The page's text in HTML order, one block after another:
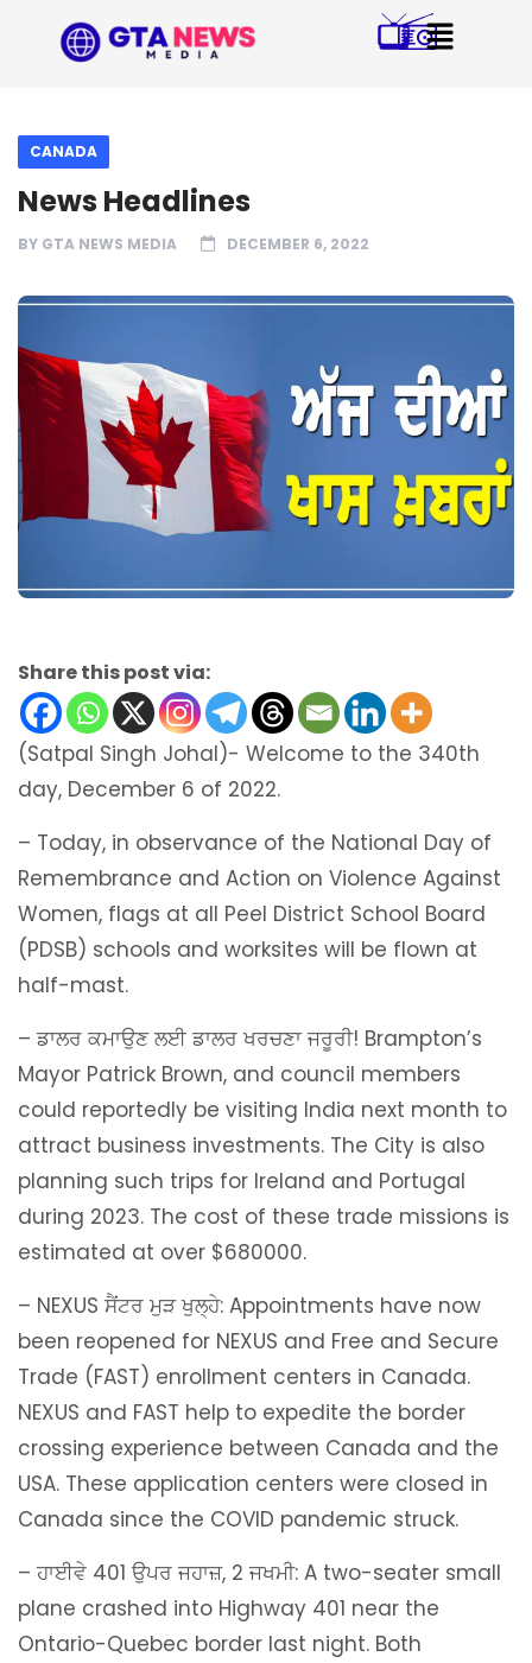
CANADA
News Headlines
BY GTA NEWS MEDIA DECEMBER 6, 2022
Share this post via:
(Satpal Singh Johal)- Welcome to the 340th
day, December 6 of 2022.
– Today, in observance of the National Day of
Remembrance and Action on Violence Against
Women, flags at all Peel District School Board
(PDSB) schools and worksites will be flown at
half-mast.
– ਡਾਲਰ ਕਮਾਉਣ ਲਈ ਡਾਲਰ ਖਰਚਣਾ ਜਰੂਰੀ! Brampton’s
Mayor Patrick Brown, and council members
could reportedly be visiting India next month to
attract business investments. The City is also
planning such trips for Ireland and Portugal
during 2023. The cost of these trade missions is
estimated at over $680000.
– NEXUS ਸੈਂਟਰ ਮੁੜ ਖੁਲ੍ਹੇ: Appointments have now
been reopened for NEXUS and Free and Secure
Trade (FAST) enrollment centers in Canada.
NEXUS and FAST help to expedite the border
crossing experience between Canada and the
USA. These application centers were closed in
Canada since the COVID pandemic struck.
– ਹਾਈਵੇ 401 ਉਪਰ ਜਹਾਜ਼, 2 ਜਖਮੀ: A two-seater small
plane crashed into Highway 401 near the
Ontario-Quebec border last night. Both